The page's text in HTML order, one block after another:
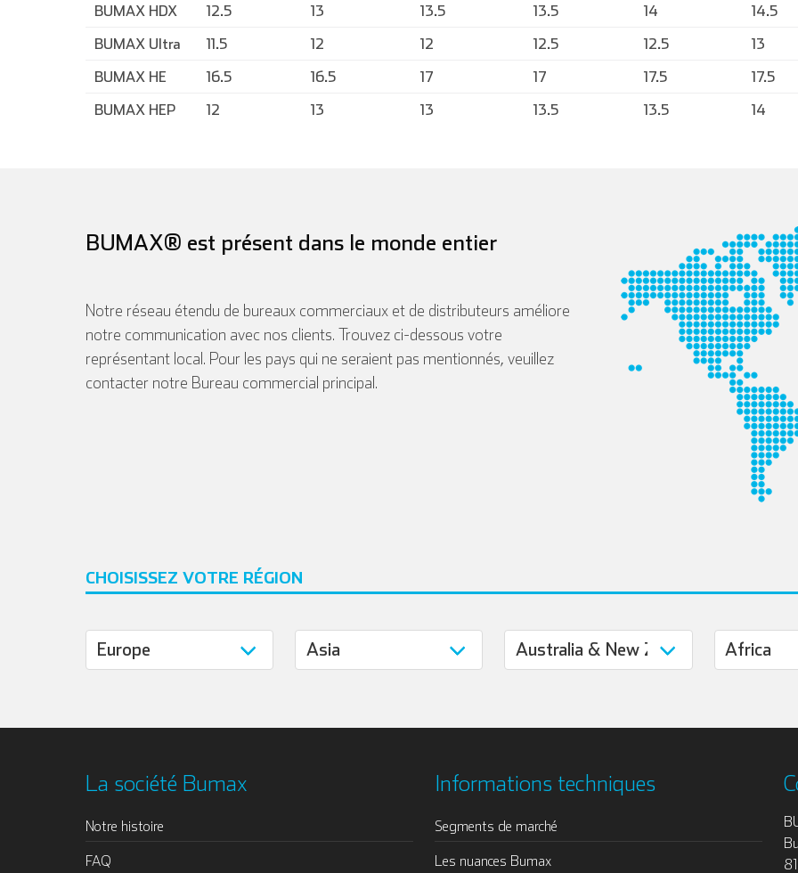
BUMAX HDX 12.5 13 13.5 13.5 14 14.5
BUMAX Ultra 11.5 12 12 12.5 12.5 13
BUMAX HE 16.5 16.5 17 17 17.5 17.5
BUMAX HEP 12 13 13 13.5 13.5 14
BUMAX® est présent dans le monde entier
Notre réseau étendu de bureaux commerciaux et de distributeurs améliore
notre communication avec nos clients. Trouvez ci-dessous votre
représentant local. Pour les pays qui ne seraient pas mentionnés, veuillez
contacter notre Bureau commercial principal.
CHOISISSEZ VOTRE RÉGION
La société Bumax
Notre histoire
FAQ
Informations techniques
Segments de marché
Les nuances Bumax